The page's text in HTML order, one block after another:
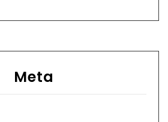
Meta